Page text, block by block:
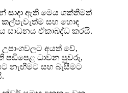
ඇති මෙය ශක්තිමත්
කල්පැවැත්ම සහ හොඳ
සාධනය ඒකාබද්ධ කරයි.
අයත් වේ,
පඩිපෙළ ධාවන පුවරු,
නැඟීමට සහ බැසීමට